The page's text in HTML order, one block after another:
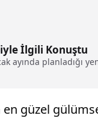
İlgili Konuştu
ayında planladığı
en güzel